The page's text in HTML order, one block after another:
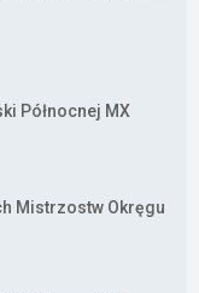
Północnej MX
Mistrzostw Okręgu